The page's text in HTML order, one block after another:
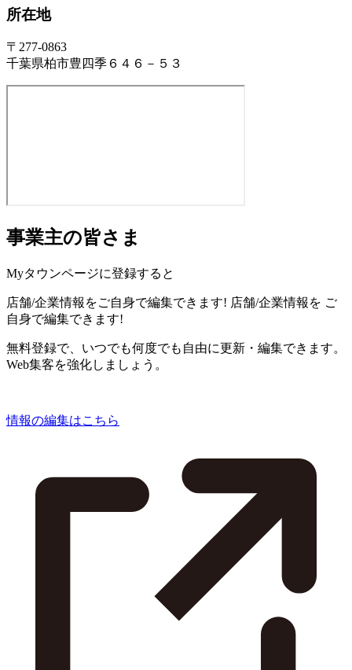
所在地
〒277-0863
千葉県柏市豊四季６４６－５３
事業主の皆さま
Myタウンページに登録すると
店舗/企業情報をご自身で編集できます! 店舗/企業情報を ご
自身で編集できます!
無料登録で、いつでも何度でも自由に更新・編集できます。
Web集客を強化しましょう。
情報の編集はこちら